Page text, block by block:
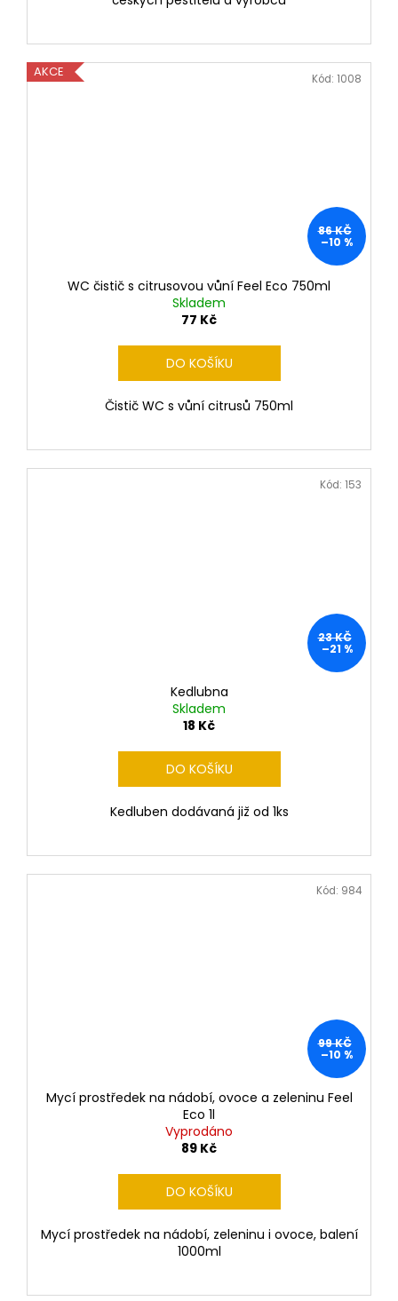
AKCE
86 KČ
–10 %
WC čistič s citrusovou vůní Feel Eco 750ml
Skladem
77 Kč
DO KOŠÍKU
Čistič WC s vůní citrusů 750ml
Kód: 1008
23 KČ
–21 %
Kedlubna
Skladem
18 Kč
DO KOŠÍKU
Kedluben dodávaná již od 1ks
Kód: 153
99 KČ
–10 %
Mycí prostředek na nádobí, ovoce a zeleninu Feel
Eco 1l
Vyprodáno
89 Kč
DO KOŠÍKU
Mycí prostředek na nádobí, zeleninu i ovoce, balení
1000ml
Kód: 984